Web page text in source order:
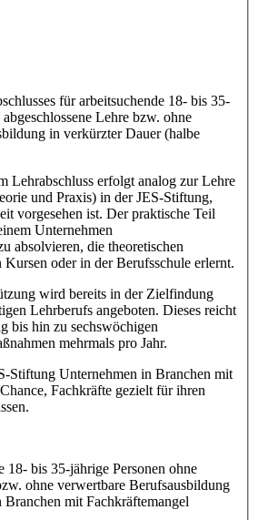
für arbeitsuchende 18- bis 35-
Lehre bzw. ohne
in verkürzter Dauer (halbe
Lehrabschluss erfolgt analog zur Lehre
und Praxis) in der JES-Stiftung,
vorgesehen ist. Der praktische Teil
Unternehmen
absolvieren, die theoretischen
oder in der Berufsschule erlernt.
wird bereits in der Zielfindung
Lehrberufs angeboten. Dieses reicht
bis hin zu sechswöchigen
mehrmals pro Jahr.
Stiftung Unternehmen in Branchen mit
Fachkräfte gezielt für ihren
18- bis 35-jährige Personen ohne
ohne verwertbare Berufsausbildung
Branchen mit Fachkräftemangel